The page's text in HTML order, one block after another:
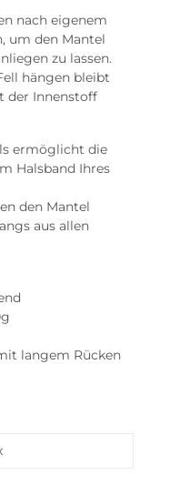
nach eigenem
um den Mantel
zu lassen.
hängen bleibt
der Innenstoff
ermöglicht die
Halsband Ihres
den Mantel
aus allen
langem Rücken